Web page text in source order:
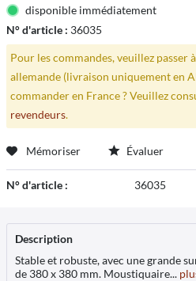
disponible immédiatement
N° d'article : 36035
Pour les commandes, veuillez passer
allemande (livraison uniquement en
commander en France ? Veuillez
revendeurs.
Mémoriser Évaluer
N° d'article : 36035
Description
Stable et robuste, avec une grande
de 380 x 380 mm. Moustiquaire...